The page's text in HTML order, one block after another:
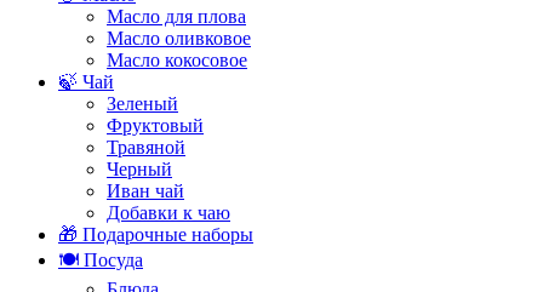
Масло для плова
Масло оливковое
Масло кокосовое
🍃 Чай
Зеленый
Фруктовый
Травяной
Черный
Иван чай
Добавки к чаю
🎁 Подарочные наборы
🍽️ Посуда